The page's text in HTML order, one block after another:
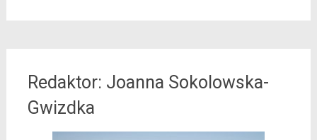
Redaktor: Joanna Sokolowska-
Gwizdka